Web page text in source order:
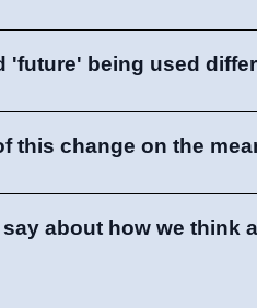
'future' being used
this change on the
about how we think